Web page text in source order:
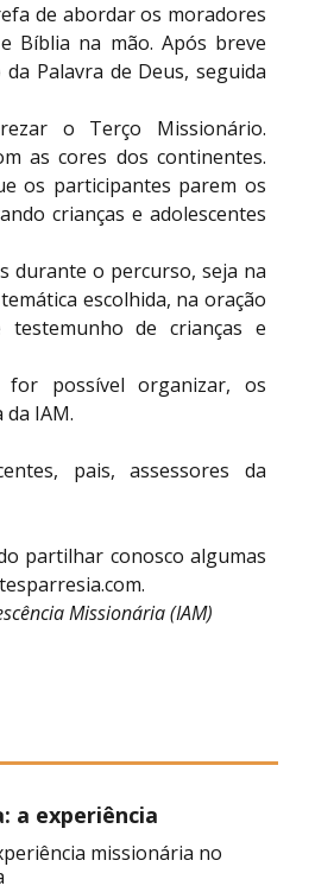
de abordar os moradores
Bíblia na mão. Após breve
Palavra de Deus, seguida
o Terço Missionário.
as cores dos continentes.
os participantes parem os
crianças e adolescentes
durante o percurso, seja na
escolhida, na oração
de crianças e
possível organizar, os
IAM.
pais, assessores da
partilhar conosco algumas
.
Missionária (IAM)
a experiência
Laguna Negra
missionária no